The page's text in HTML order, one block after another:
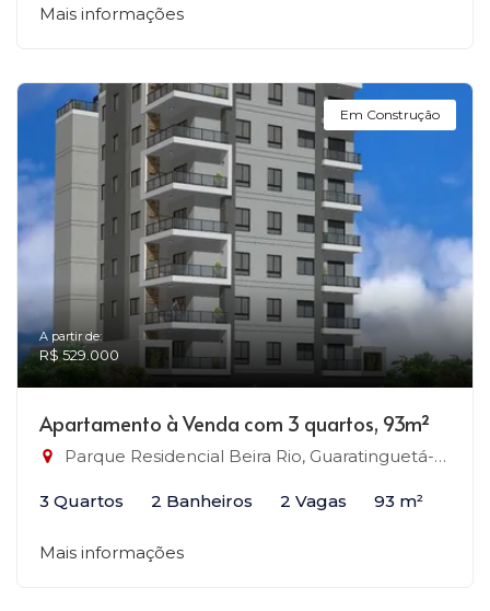
Mais informações
Em Construção
A partir de:
R$ 529.000
Apartamento à Venda com 3 quartos, 93m²
Parque Residencial Beira Rio, Guaratinguetá-SP
3 Quartos 2 Banheiros 2 Vagas 93 m²
Mais informações